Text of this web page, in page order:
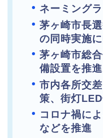
ネーミング
茅ヶ崎市長
の同時実施
茅ヶ崎市総
備設置を推進
市内各所交
策、街灯
コロナ禍に
などを推進